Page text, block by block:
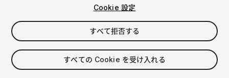
$15
消費税は決済時に計算されます
Cookie 設定
すべて拒否する
すべての Cookie を受け入れる